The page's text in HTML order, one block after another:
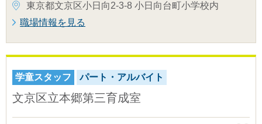
東京都文京区小日向2-3-8 小日向台町小学校内
職場情報を見る
学童スタッフ パート・アルバイト
文京区立本郷第三育成室